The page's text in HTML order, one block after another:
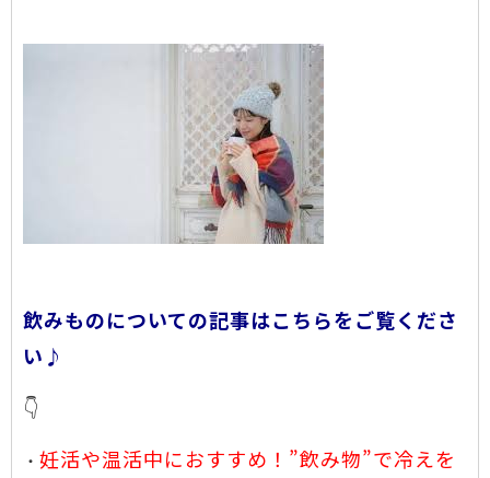
飲みものについての記事はこちらをご覧くださ
い♪
👇
・ 妊活や温活中におすすめ！”飲み物”で冷えを